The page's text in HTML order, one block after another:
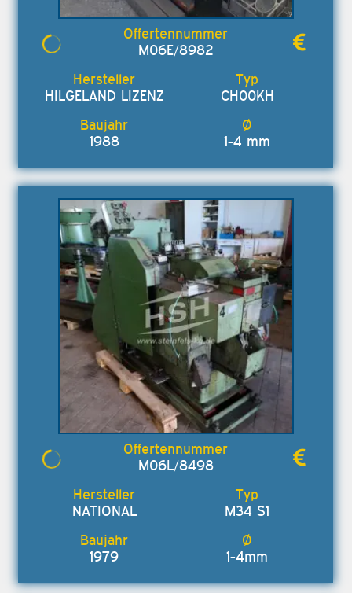
M06E/8982
HILGELAND LIZENZ CH00KH
1988 1-4 mm
M06L/8498
NATIONAL M34 S1
1979 1-4mm